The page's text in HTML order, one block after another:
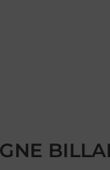
onglet